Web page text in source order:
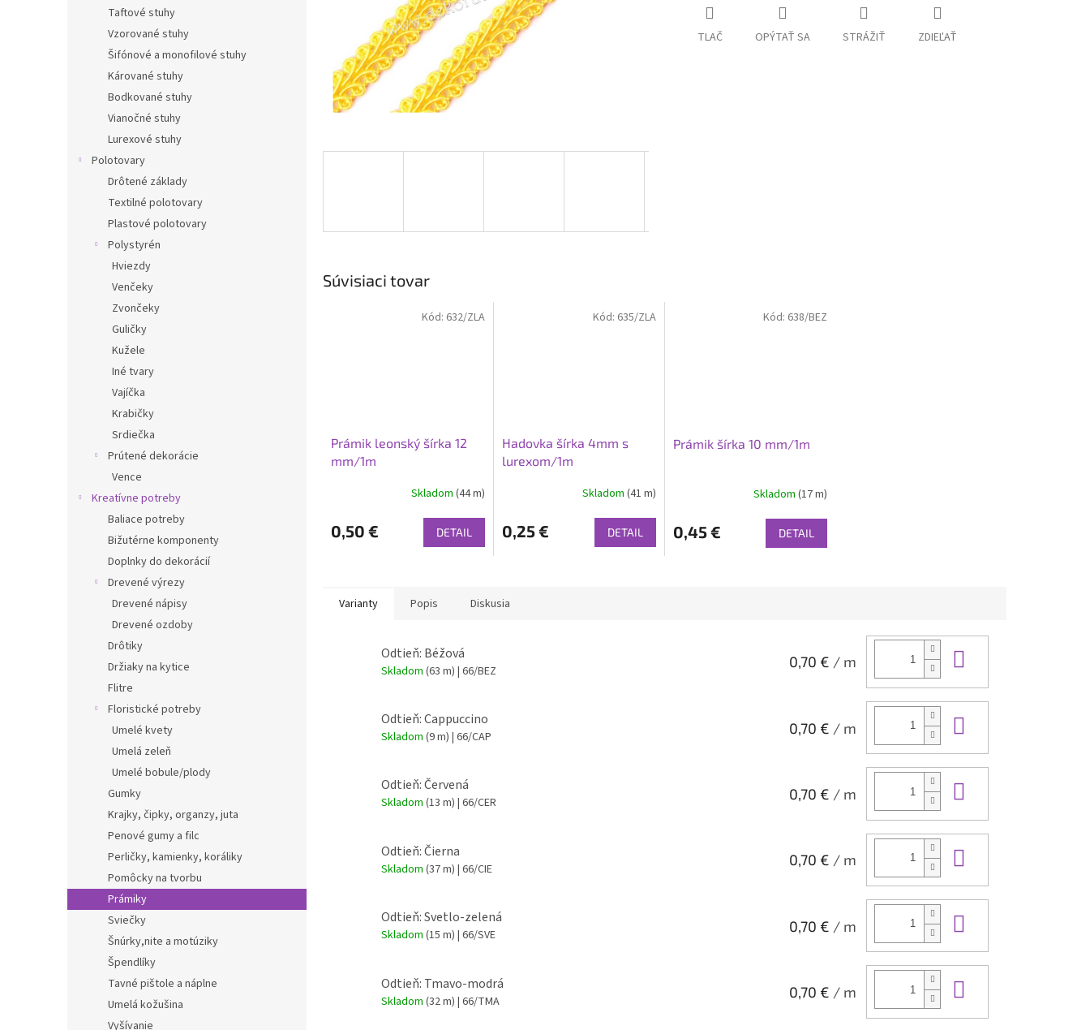
Taftové stuhy
Vzorované stuhy
Šifónové a monofilové stuhy
Kárované stuhy
Bodkované stuhy
Vianočné stuhy
Lurexové stuhy
Polotovary
Drôtené základy
Textilné polotovary
Plastové polotovary
Polystyrén
Hviezdy
Venčeky
Zvončeky
Guličky
Kužele
Iné tvary
Vajíčka
Krabičky
Srdiečka
Prútené dekorácie
Vence
Kreatívne potreby
Baliace potreby
Bižutérne komponenty
Doplnky do dekorácií
Drevené výrezy
Drevené nápisy
Drevené ozdoby
Drôtiky
Držiaky na kytice
Flitre
Floristické potreby
Umelé kvety
Umelá zeleň
Umelé bobule/plody
Gumky
Krajky, čipky, organzy, juta
Penové gumy a filc
Perličky, kamienky, koráliky
Pomôcky na tvorbu
Prámiky
Sviečky
Šnúrky,nite a motúziky
Špendlíky
Tavné pištole a náplne
Umelá kožušina
Vyšívanie
TLAČ OPÝTAŤ SA STRÁŽIŤ ZDIEĽAŤ
Súvisiaci tovar
Prámik leonský šírka 12
mm/1m
Skladom (44 m)
0,50 € DETAIL
Kód: 632/ZLA
Hadovka šírka 4mm s
lurexom/1m
Skladom (41 m)
0,25 € DETAIL
Kód: 635/ZLA
Prámik šírka 10 mm/1m
Skladom(17 m)
0,45 € DETAIL
Kód: 638/BEZ
Varianty Popis Diskusia
Odtieň: Béžová
Skladom (63 m) | 66/BEZ
0,70 € / m
Odtieň: Cappuccino
Skladom (9 m) | 66/CAP
0,70 € / m
Odtieň: Červená
Skladom (13 m) | 66/CER
0,70 € / m
Odtieň: Čierna
Skladom (37 m) | 66/CIE
0,70 € / m
Odtieň: Svetlo-zelená
Skladom (15 m) | 66/SVE
0,70 € / m
Odtieň: Tmavo-modrá
Skladom (32 m) | 66/TMA
0,70 € / m